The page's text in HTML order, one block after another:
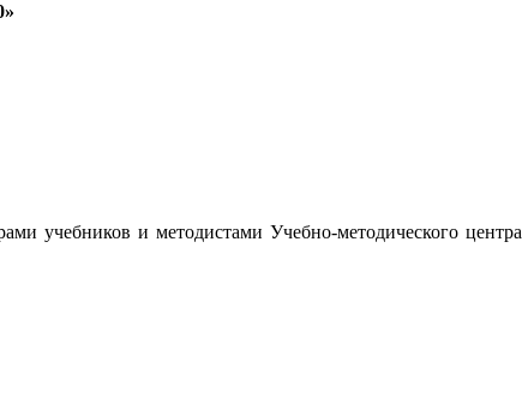
учебников и методистами Учебно-методического центра